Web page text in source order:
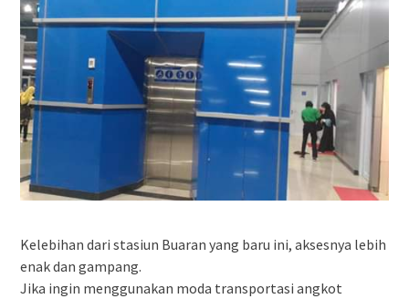
Kelebihan dari stasiun Buaran yang baru ini, aksesnya lebih
enak dan gampang.
Jika ingin menggunakan moda transportasi angkot